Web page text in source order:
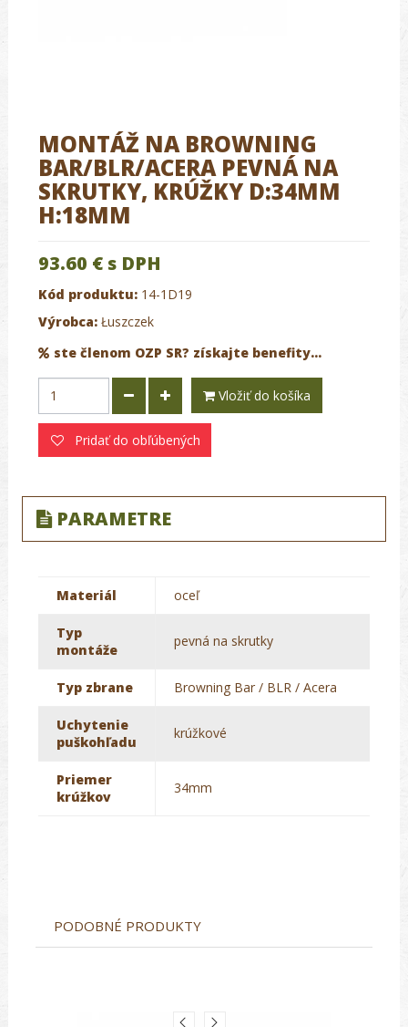
MONTÁŽ NA BROWNING
BAR/BLR/ACERA PEVNÁ NA
SKRUTKY, KRÚŽKY D:34MM
H:18MM
93.60 € s DPH
Kód produktu: 14-1D19
Výrobca: Łuszczek
ste členom OZP SR? získajte benefity...
Vložiť do košíka
Pridať do obľúbených
PARAMETRE
Materiál oceľ
Typ
montáže
pevná na skrutky
Typ zbrane Browning Bar / BLR / Acera
Uchytenie
puškohľadu
krúžkové
Priemer
krúžkov
34mm
PODOBNÉ PRODUKTY